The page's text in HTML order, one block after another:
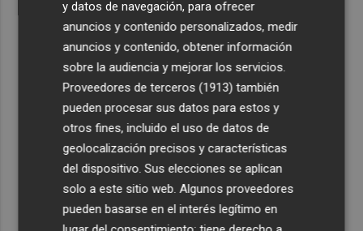
y datos de navegación, para ofrecer
anuncios y contenido personalizados, medir
anuncios y contenido, obtener información
sobre la audiencia y mejorar los servicios.
Proveedores de terceros (1913) también
pueden procesar sus datos para estos y
otros fines, incluido el uso de datos de
geolocalización precisos y características
del dispositivo. Sus elecciones se aplican
solo a este sitio web. Algunos proveedores
pueden basarse en el interés legítimo en